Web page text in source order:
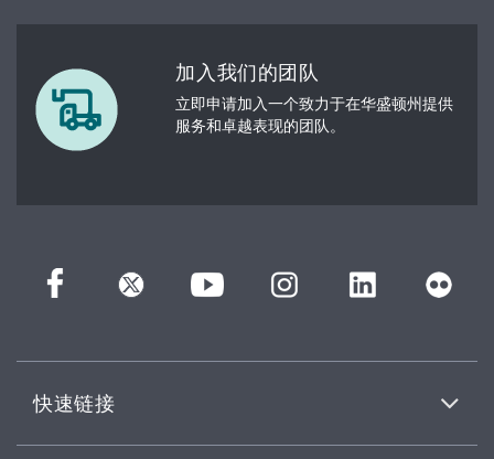
加入我们的团队
立即申请加入一个致力于在华盛顿州提供
服务和卓越表现的团队。
快速链接